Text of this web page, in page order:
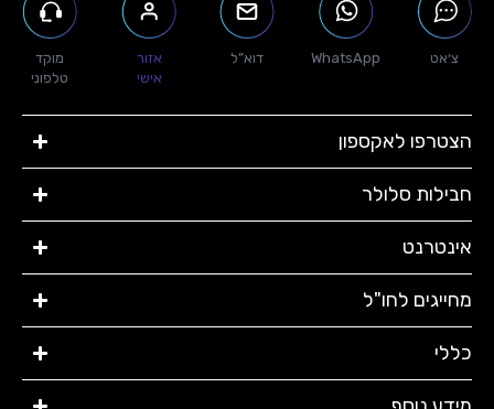
צ׳אט WhatsApp דוא”ל
אזור
אישי
מוקד
טלפוני
הצטרפו לאקספון
חבילות סלולר​
אינטרנט​
מחייגים לחו"ל
כללי